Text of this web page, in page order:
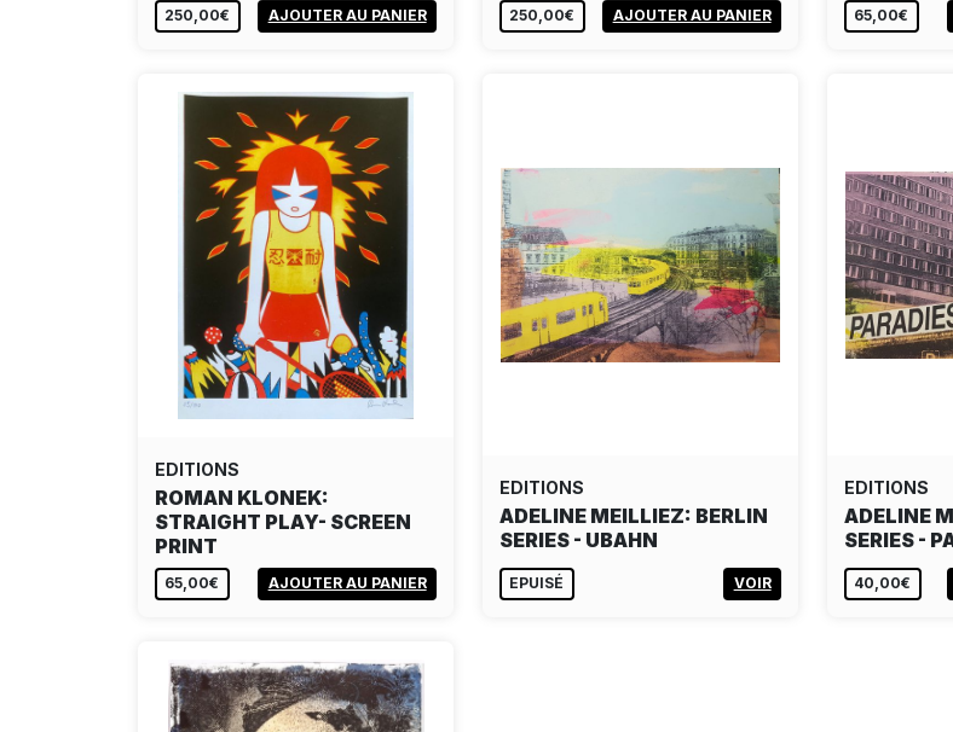
250,00€ AJOUTER AU PANIER 250,00€ AJOUTER AU PANIER 65,00€
EDITIONS
ROMAN KLONEK:
STRAIGHT PLAY- SCREEN
PRINT
65,00€ AJOUTER AU PANIER
EDITIONS
ADELINE MEILLIEZ: BERLIN
SERIES - UBAHN
EPUISÉ VOIR
EDITIONS
ADELINE
SERIES -
40,00€